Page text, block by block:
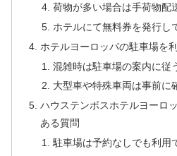
荷物が多い場合は手荷物配
ホテルにて無料券を発行し
ホテルヨーロッパの駐車場を
混雑時は駐車場の案内に従
大型車や特殊車両は事前に
ハウステンボスホテルヨーロ
ある質問
駐車場は予約なしでも利用